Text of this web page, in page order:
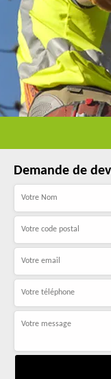
Demande de